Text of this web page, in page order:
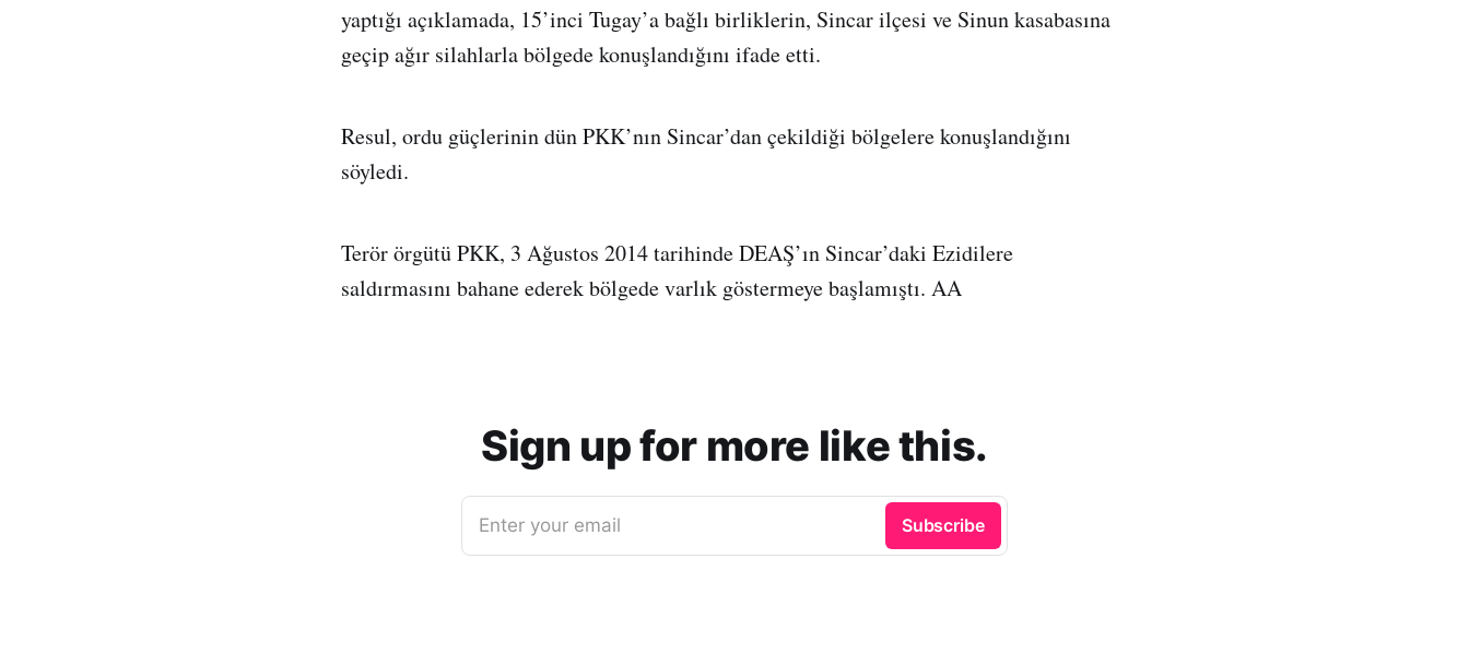
yaptığı açıklamada, 15’inci Tugay’a bağlı birliklerin, Sincar ilçesi ve Sinun kasabasına
geçip ağır silahlarla bölgede konuşlandığını ifade etti.
Resul, ordu güçlerinin dün PKK’nın Sincar’dan çekildiği bölgelere konuşlandığını
söyledi.
Terör örgütü PKK, 3 Ağustos 2014 tarihinde DEAŞ’ın Sincar’daki Ezidilere
saldırmasını bahane ederek bölgede varlık göstermeye başlamıştı. AA
Sign up for more like this.
Enter your email Subscribe